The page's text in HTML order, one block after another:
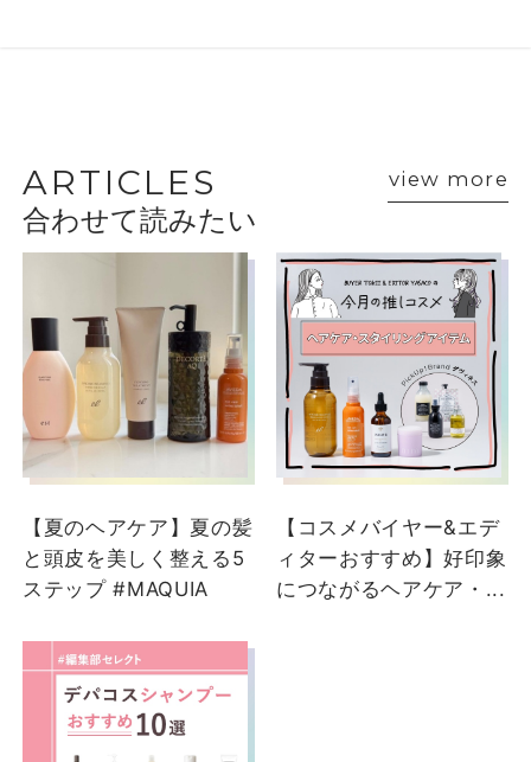
VOICE
ショップスタッフ・ブランド担当者のおすす
ARTICLES view more
合わせて読みたい
【夏のヘアケア】夏の髪
と頭皮を美しく整える5
ステップ #MAQUIA
【コスメバイヤー&エデ
ィターおすすめ】好印象
につながるヘアケア・...